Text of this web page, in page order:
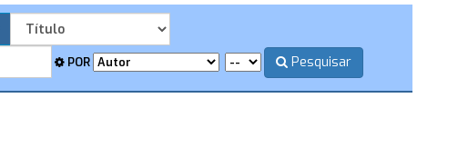
POR Pesquisar